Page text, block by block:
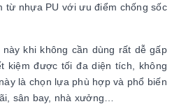
từ nhựa PU với ưu điểm chống sốc
khi không cần dùng rất dễ gấp
kiệm được tối đa diện tích, không
là chọn lựa phù hợp và phổ biến
sân bay, nhà xưởng…